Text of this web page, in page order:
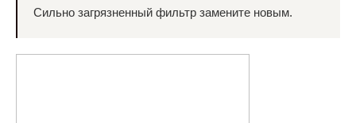
Сильно загрязненный фильтр замените новым.